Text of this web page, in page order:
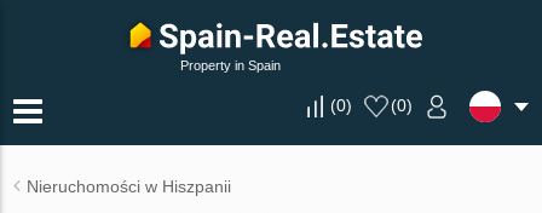
Property in Spain
(0) (0)
Nieruchomości w Hiszpanii